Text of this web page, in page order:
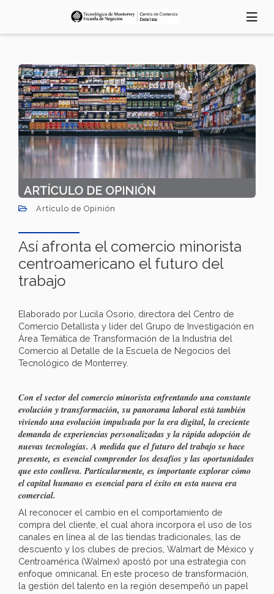
Artículo de Opinión
Así afronta el comercio minorista
centroamericano el futuro del
trabajo
Elaborado por Lucila Osorio, directora del Centro de
Comercio Detallista y líder del Grupo de Investigación en
Área Temática de Transformación de la Industria del
Comercio al Detalle de la Escuela de Negocios del
Tecnológico de Monterrey.
Con el sector del comercio minorista enfrentando una constante
evolución y transformación, su panorama laboral está también
viviendo una evolución impulsada por la era digital, la creciente
demanda de experiencias personalizadas y la rápida adopción de
nuevas tecnologías. A medida que el futuro del trabajo se hace
presente, es esencial comprender los desafíos y las oportunidades
que esto conlleva. Particularmente, es importante explorar cómo
el capital humano es esencial para el éxito en esta nueva era
comercial.
Al reconocer el cambio en el comportamiento de
compra del cliente, el cual ahora incorpora el uso de los
canales en línea al de las tiendas tradicionales, las de
descuento y los clubes de precios, Walmart de México y
Centroamérica (Walmex) apostó por una estrategia con
enfoque omnicanal. En este proceso de transformación,
la gestión del talento en la región desempeñó un papel